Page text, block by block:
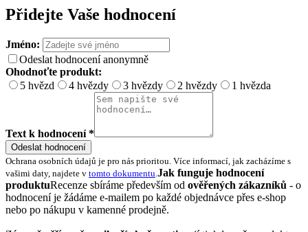
Přidejte Vaše hodnocení
Jméno:
Odeslat hodnocení anonymně
Ohodnoťte produkt:
5 hvězd
4 hvězdy 3 hvězdy 2 hvězdy 1 hvězda
Text k hodnocení *
Odeslat hodnocení
Ochrana osobních údajů je pro nás prioritou. Více informací, jak zacházíme s
vašimi daty, najdete v tomto dokumentu Jak funguje hodnocení
produktuRecenze sbíráme především od ověřených zákazníků - o
hodnocení je žádáme e-mailem po každé objednávce přes e-shop
nebo po nákupu v kamenné prodejně.